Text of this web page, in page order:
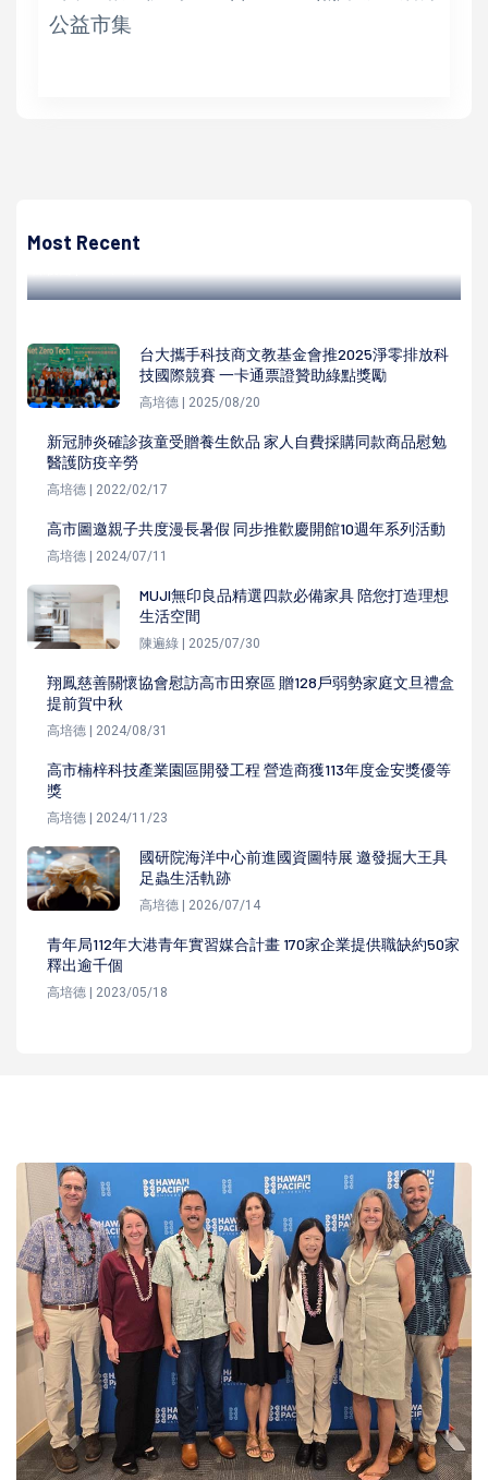
公益市集
Most Recent
擴大物流服務！統一企業集團桃園航空城物流園區動土典禮
台大攜手科技商文教基金會推2025淨零排放科
技國際競賽 一卡通票證贊助綠點獎勵
高培德 | 2025/08/20
新冠肺炎確診孩童受贈養生飲品 家人自費採購同款商品慰勉
醫護防疫辛勞
高培德 | 2022/02/17
高市圖邀親子共度漫長暑假 同步推歡慶開館10週年系列活動
高培德 | 2024/07/11
MUJI無印良品精選四款必備家具 陪您打造理想
生活空間
陳遍綠 | 2025/07/30
翔鳳慈善關懷協會慰訪高市田寮區 贈128戶弱勢家庭文旦禮盒
提前賀中秋
高培德 | 2024/08/31
高市楠梓科技產業園區開發工程 營造商獲113年度金安獎優等
獎
高培德 | 2024/11/23
國研院海洋中心前進國資圖特展 邀發掘大王具
足蟲生活軌跡
高培德 | 2026/07/14
青年局112年大港青年實習媒合計畫 170家企業提供職缺約50家
釋出逾千個
高培德 | 2023/05/18